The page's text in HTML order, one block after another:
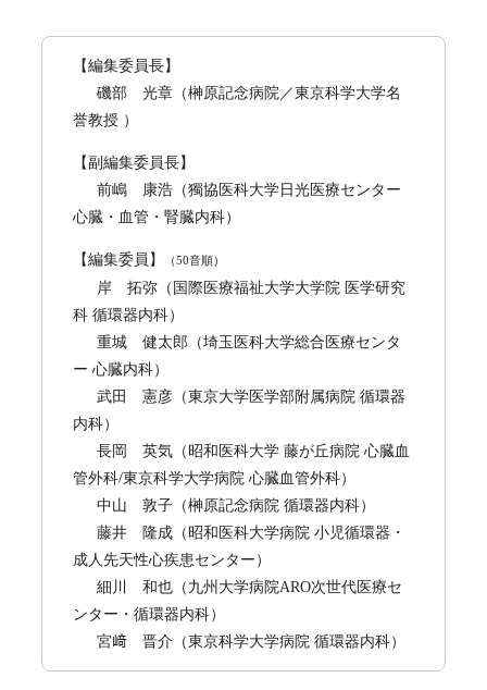
【編集委員長】
磯部 光章（榊原記念病院／東京科学大学名
誉教授 ）
【副編集委員長】
前嶋 康浩（獨協医科大学日光医療センター
心臓・血管・腎臓内科）
【編集委員】 （50音順）
岸 拓弥（国際医療福祉大学大学院 医学研究
科 循環器内科）
重城 健太郎 （埼玉医科大学総合医療センタ
ー 心臓内科）
武田 憲彦（東京大学医学部附属病院 循環器
内科）
長岡 英気（昭和医科大学 藤が丘病院 心臓血
管外科/東京科学大学病院 心臓血管外科）
中山 敦子（榊原記念病院 循環器内科）
藤井 隆成（昭和医科大学病院 小児循環器・
成人先天性心疾患センター）
細川 和也（九州大学病院ARO次世代医療セ
ンター・循環器内科）
宮﨑 晋介 （東京科学大学病院 循環器内科）